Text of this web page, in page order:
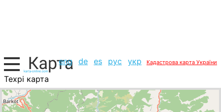
eng de es рус укр Кадастрова карта України
Техрі карта
Індія, список міст